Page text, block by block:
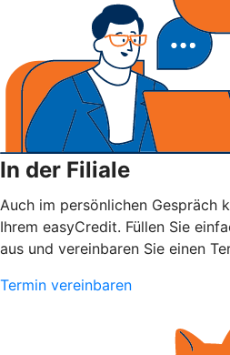
In der Filiale
Auch im persönlichen Gespräch
Ihrem easyCredit. Füllen Sie
aus und vereinbaren Sie einen
Termin vereinbaren